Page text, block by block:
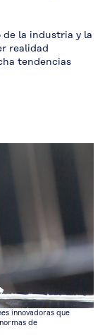
de la industria y la
realidad
tendencias
innovadoras que
de